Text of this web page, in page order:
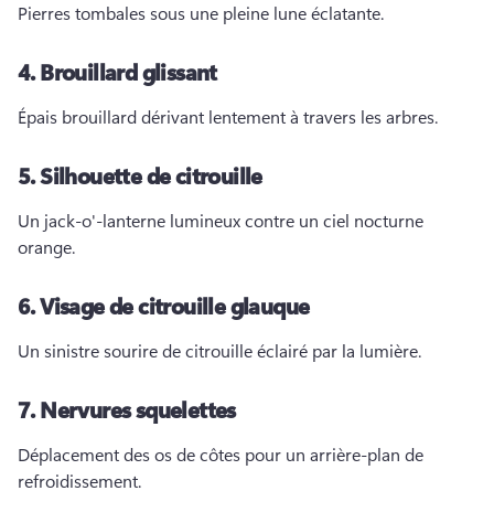
Pierres tombales sous une pleine lune éclatante.
4.Brouillard glissant
Épais brouillard dérivant lentement à travers les arbres.
5.Silhouette de citrouille
Un jack-o'-lanterne lumineux contre un ciel nocturne
orange.
6.Visage de citrouille glauque
Un sinistre sourire de citrouille éclairé par la lumière.
7.Nervures squelettes
Déplacement des os de côtes pour un arrière-plan de
refroidissement.